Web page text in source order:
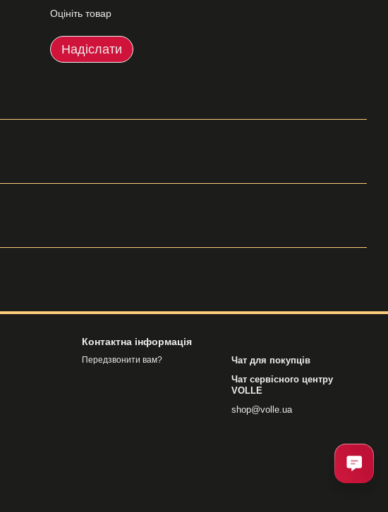
Оцініть товар
Надіслати
Контактна інформація
Передзвонити вам?
Чат для покупців
Чат сервісного центру
VOLLE
shop@volle.ua